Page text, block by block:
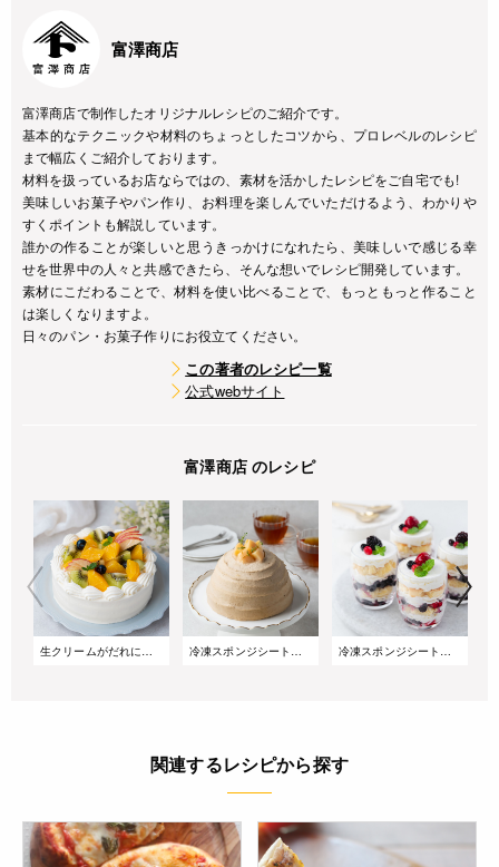
富澤商店
富澤商店で制作したオリジナルレシピのご紹介です。
基本的なテクニックや材料のちょっとしたコツから、プロレベルのレシピ
まで幅広くご紹介しております。
材料を扱っているお店ならではの、素材を活かしたレシピをご自宅でも!
美味しいお菓子やパン作り、お料理を楽しんでいただけるよう、わかりや
すくポイントも解説しています。
誰かの作ることが楽しいと思うきっかけになれたら、美味しいで感じる幸
せを世界中の人々と共感できたら、そんな想いでレシピ開発しています。
素材にこだわることで、材料を使い比べることで、もっともっと作ること
は楽しくなりますよ。
日々のパン・お菓子作りにお役立てください。
この著者のレシピ一覧
公式webサイト
富澤商店 のレシピ
生クリームがだれにくい!サマーショートケーキ 冷凍スポンジシートで簡単!桃とアールグレイのズコットケーキ 冷凍スポンジシートで簡単!重ねるだけのベリーグラスケーキ
関連するレシピから探す